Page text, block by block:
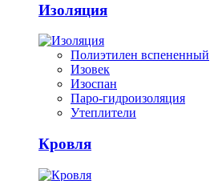
Изоляция
Полиэтилен вспененный
Изовек
Изоспан
Паро-гидроизоляция
Утеплители
Кровля